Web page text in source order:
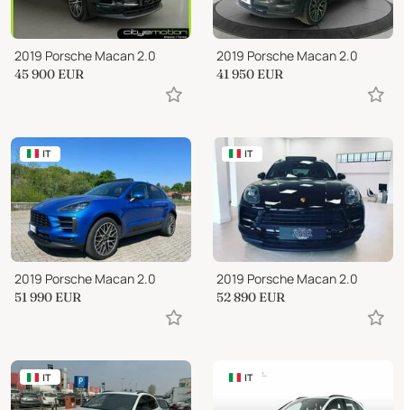
2019 Porsche Macan 2.0
45 900 EUR
2019 Porsche Macan 2.0
41 950 EUR
IT
2019 Porsche Macan 2.0
51 990 EUR
IT
2019 Porsche Macan 2.0
52 890 EUR
IT IT